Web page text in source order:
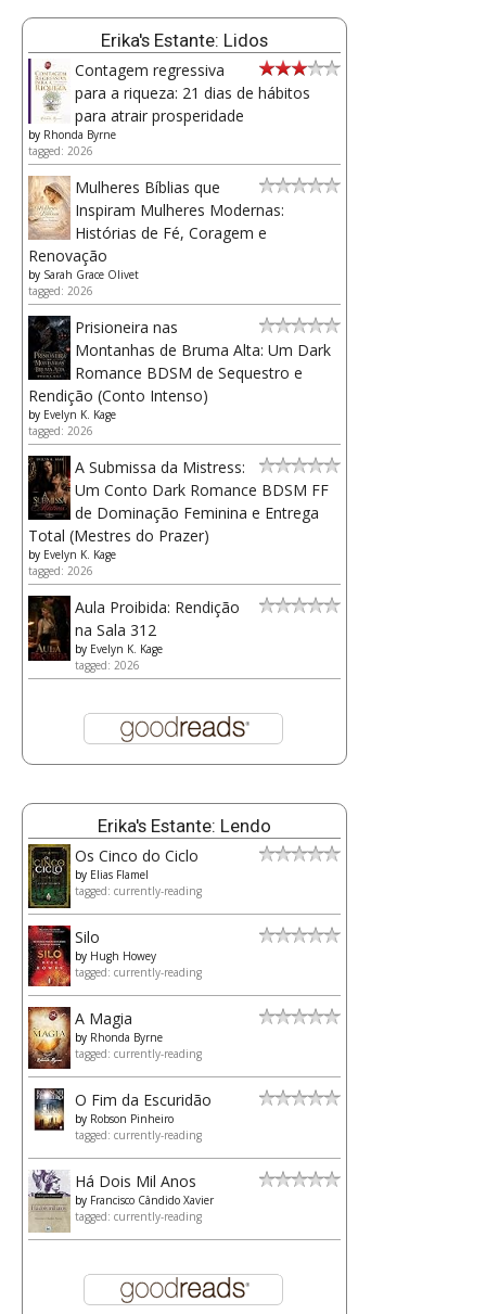
Erika's Estante: Lidos
Contagem regressiva
para a riqueza: 21 dias de hábitos
para atrair prosperidade
by Rhonda Byrne
tagged: 2026
Mulheres Bíblias que
Inspiram Mulheres Modernas:
Histórias de Fé, Coragem e
Renovação
by Sarah Grace Olivet
tagged: 2026
Prisioneira nas
Montanhas de Bruma Alta: Um Dark
Romance BDSM de Sequestro e
Rendição (Conto Intenso)
by Evelyn K. Kage
tagged: 2026
A Submissa da Mistress:
Um Conto Dark Romance BDSM FF
de Dominação Feminina e Entrega
Total (Mestres do Prazer)
by Evelyn K. Kage
tagged: 2026
Aula Proibida: Rendição
na Sala 312
by Evelyn K. Kage
tagged: 2026
Erika's Estante: Lendo
Os Cinco do Ciclo
by Elias Flamel
tagged: currently-reading
Silo
by Hugh Howey
tagged: currently-reading
A Magia
by Rhonda Byrne
tagged: currently-reading
O Fim da Escuridão
by Robson Pinheiro
tagged: currently-reading
Há Dois Mil Anos
by Francisco Cândido Xavier
tagged: currently-reading